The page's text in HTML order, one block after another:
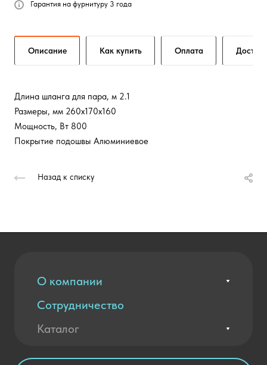
Гарантия на фурнитуру 3 года
Описание Как купить Оплата
Длина шланга для пара, м 2.1
Размеры, мм 260х170х160
Мощность, Вт 800
Покрытие подошвы Алюминиевое
Назад к списку
О компании
Вакансии
Контакты
Благодарственные письма
Сотрудничество
Оплата и доставка
Каталог